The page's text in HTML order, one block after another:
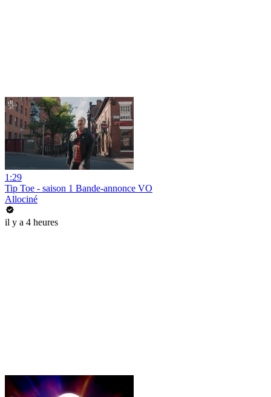
1:29
Tip Toe - saison 1 Bande-annonce VO
Allociné
il y a 4 heures